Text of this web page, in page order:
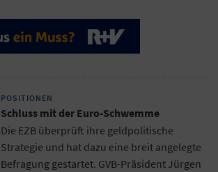
POSITIONEN
Schluss mit der Euro-Schwemme
Die EZB überprüft ihre geldpolitische
Strategie und hat dazu eine breit angelegte
Befragung gestartet. GVB-Präsident Jürgen